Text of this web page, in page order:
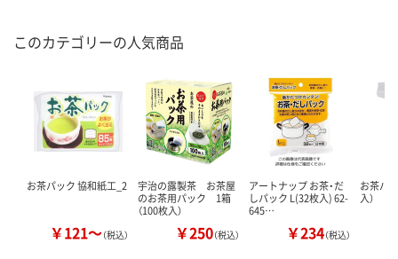
このカテゴリーの人気商品
お茶パック 協和紙工_2
￥121～（税込）
宇治の露製茶 お茶屋
のお茶用パック 1箱
（100枚入）
￥250（税込）
アートナップ お茶・だ
しパック L(32枚入) 62-
645…
￥234（税込）
お茶パ
入）